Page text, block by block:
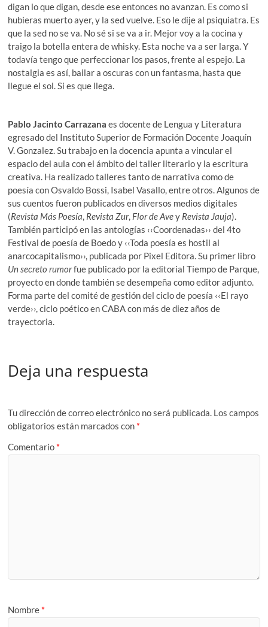
digan lo que digan, desde ese entonces no avanzan. Es como si
hubieras muerto ayer, y la sed vuelve. Eso le dije al psiquiatra. Es
que la sed no se va. No sé si se va a ir. Mejor voy a la cocina y
traigo la botella entera de whisky. Esta noche va a ser larga. Y
todavía tengo que perfeccionar los pasos, frente al espejo. La
nostalgia es así, bailar a oscuras con un fantasma, hasta que
llegue el sol. Si es que llega.
Pablo Jacinto Carrazana es docente de Lengua y Literatura
egresado del Instituto Superior de Formación Docente Joaquín
V. Gonzalez. Su trabajo en la docencia apunta a vincular el
espacio del aula con el ámbito del taller literario y la escritura
creativa. Ha realizado talleres tanto de narrativa como de
poesía con Osvaldo Bossi, Isabel Vasallo, entre otros. Algunos de
sus cuentos fueron publicados en diversos medios digitales
(Revista Más Poesía, Revista Zur, Flor de Avey Revista Jauja).
También participó en las antologías ‹‹Coordenadas›› del 4to
Festival de poesía de Boedo y ‹‹Toda poesía es hostil al
anarcocapitalismo››, publicada por Pixel Editora. Su primer libro
Un secreto rumorfue publicado por la editorial Tiempo de Parque,
proyecto en donde también se desempeña como editor adjunto.
Forma parte del comité de gestión del ciclo de poesía ‹‹El rayo
verde››, ciclo poético en CABA con más de diez años de
trayectoria.
Deja una respuesta
Tu dirección de correo electrónico no será publicada. Los campos
obligatorios están marcados con *
Comentario *
Nombre *